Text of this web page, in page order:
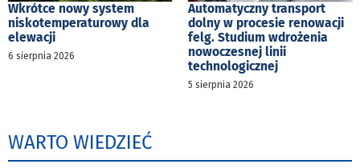
Wkrótce nowy system
niskotemperaturowy dla
elewacji
6 sierpnia 2026
Automatyczny transport
dolny w procesie renowacji
felg. Studium wdrożenia
nowoczesnej linii
technologicznej
5 sierpnia 2026
WARTO WIEDZIEĆ